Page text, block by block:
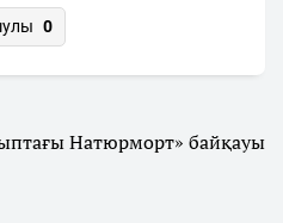
0
Натюрморт» байқауы